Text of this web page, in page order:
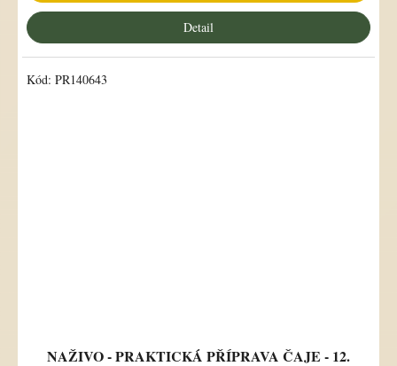
Detail
NAŽIVO - PRAKTICKÁ PŘÍPRAVA ČAJE - 12.
Kód: PR140643